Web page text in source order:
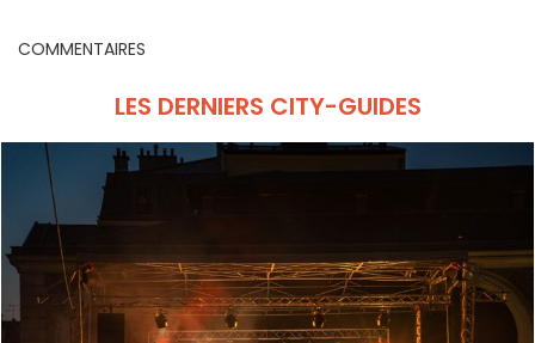
COMMENTAIRES
LES DERNIERS CITY-GUIDES